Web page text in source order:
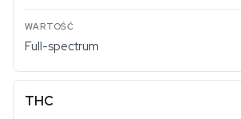
Full-spectrum
THC